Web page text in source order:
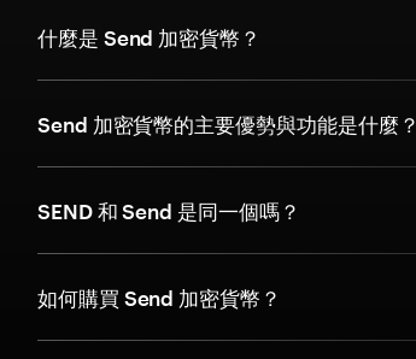
什麼是 Send 加密貨幣？
Send 加密貨幣的主要優勢與功能是什麼？
SEND 和 Send 是同一個嗎？
如何購買 Send 加密貨幣？